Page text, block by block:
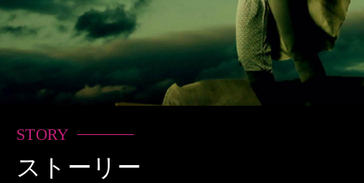
STORY
ストーリー